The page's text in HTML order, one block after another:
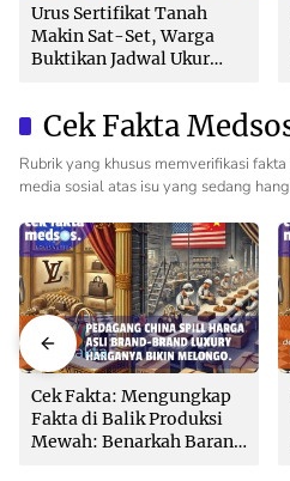
Urus Sertifikat Tanah
Makin Sat-Set, Warga
Buktikan Jadwal Ukur
Cek Fakta
Rubrik yang khusus memverifikasi
media sosial atas isu yang sedang
Cek Fakta
Cek Fakta: Mengungkap
Fakta di Balik Produksi
Mewah: Benarkah Barang